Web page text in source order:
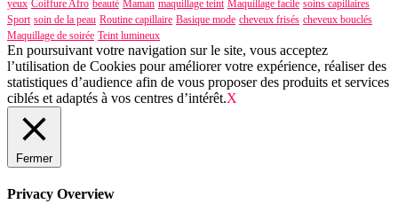
yeux Coiffure Afro beauté Maman maquillage teint Maquillage facile soins capillaires
Sport soin de la peau Routine capillaire Basique mode cheveux frisés cheveux bouclés
Maquillage de soirée Teint lumineux
En poursuivant votre navigation sur le site, vous acceptez
l’utilisation de Cookies pour améliorer votre expérience, réaliser des
statistiques d’audience afin de vous proposer des produits et services
ciblés et adaptés à vos centres d’intérêt.X
Fermer
Privacy Overview